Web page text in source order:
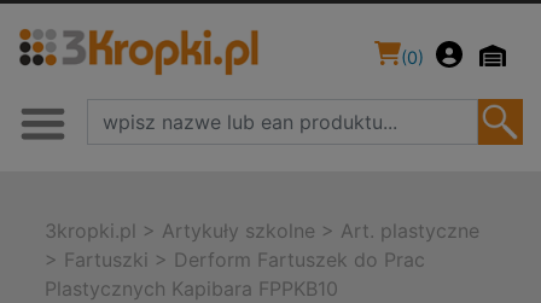
(0)
3kropki.pl > Artykuły szkolne > Art. plastyczne
> Fartuszki > Derform Fartuszek do Prac
Plastycznych Kapibara FPPKB10